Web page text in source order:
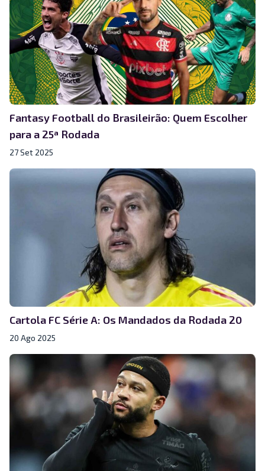
Fantasy Football do Brasileirão: Quem Escolher
para a 25ª Rodada
27 Set 2025
Cartola FC Série A: Os Mandados da Rodada 20
20 Ago 2025